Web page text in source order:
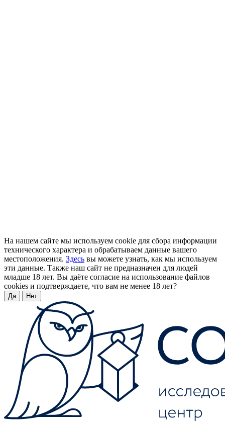
На нашем сайте мы используем cookie для сбора информации
технического характера и обрабатываем данные вашего
местоположения. Здесь вы можете узнать, как мы используем
эти данные. Также наш сайт не предназначен для людей
младше 18 лет. Вы даёте согласие на использование файлов
cookies и подтверждаете, что вам не менее 18 лет?
Да Нет